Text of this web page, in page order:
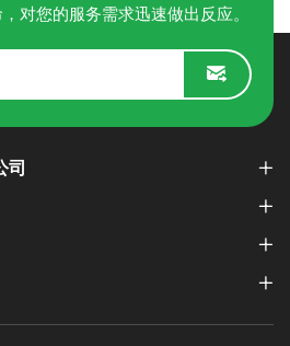
对您的服务需求迅速做出反应。
司